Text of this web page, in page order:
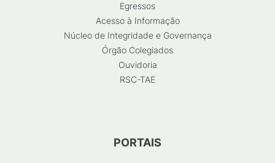
Egressos
Acesso à Informação
Núcleo de Integridade e Governança
Órgão Colegiados
Ouvidoria
RSC-TAE
PORTAIS